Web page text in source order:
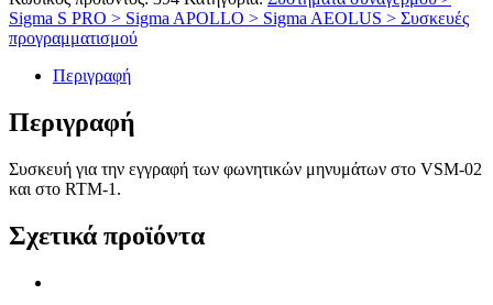
Sigma S PRO > Sigma APOLLO > Sigma AEOLUS > Συσκευές
προγραμματισμού
Περιγραφή
Περιγραφή
Συσκευή για την εγγραφή των φωνητικών μηνυμάτων στο VSM-02
και στο RTM-1.
Σχετικά προϊόντα